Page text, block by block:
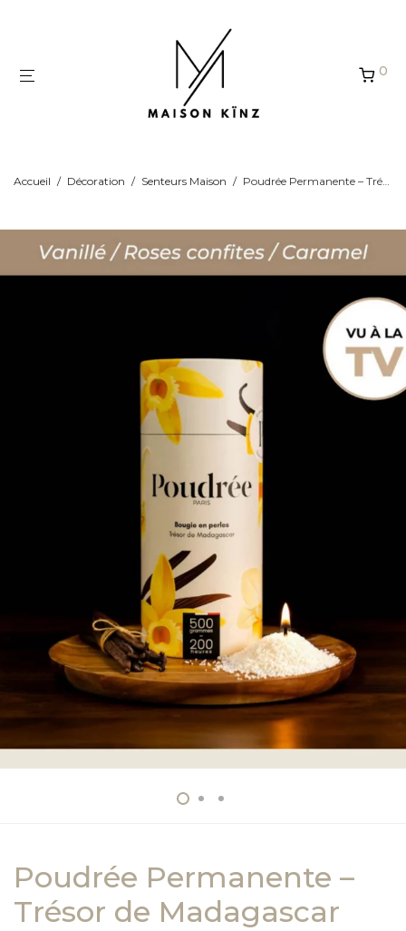
0
Accueil / Décoration / Senteurs Maison / Poudrée Permanente – Trésor de Madagascar
Poudrée Permanente –
Trésor de Madagascar